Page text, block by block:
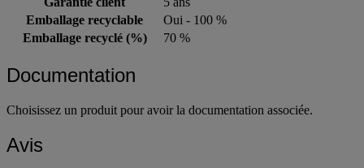
Emballage recyclable
Oui - 100 %
Emballage recyclé (%)
70 %
Documentation
Choisissez un produit pour avoir la documentation associée.
Avis